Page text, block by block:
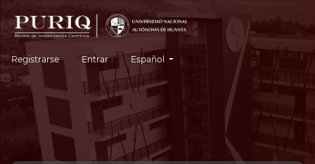
Registrarse Entrar Cambiar el idioma. El idioma actual es:
Español